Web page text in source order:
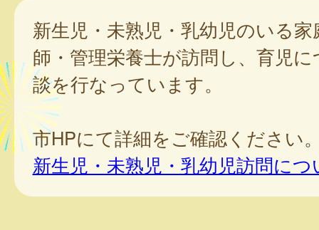
新生児・未熟児・乳幼児のいる家
師・管理栄養士が訪問し、育児
談を行なっています。
市HPにて詳細をご確認ください
新生児・未熟児・乳幼児訪問につ